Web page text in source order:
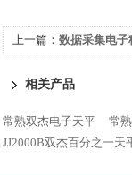
上一篇： 数据采集电子
相关产品
常熟双杰电子天平
常
JJ2000B双杰百分之一天